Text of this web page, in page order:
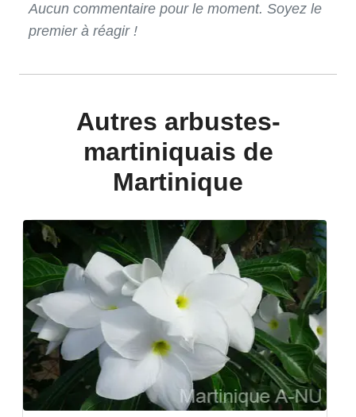
Aucun commentaire pour le moment. Soyez le
premier à réagir !
Autres arbustes-
martiniquais de
Martinique